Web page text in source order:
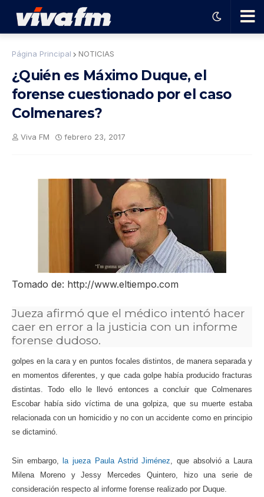
el
pro
gra
Página Principal NOTICIAS
¿Quién es Máximo Duque, el
forense cuestionado por el caso
Colmenares?
Viva FM febrero 23, 2017
Tomado de: http://www.eltiempo.com
Jueza afirmó que el médico intentó hacer
caer en error a la justicia con un informe
forense dudoso.
golpes en la cara y en puntos focales distintos, de manera separada y
en momentos diferentes, y que cada golpe había producido fracturas
distintas. Todo ello le llevó entonces a concluir que Colmenares
Escobar había sido víctima de una golpiza, que su muerte estaba
relacionada con un homicidio y no con un accidente como en principio
se dictaminó.
Sin embargo, la jueza Paula Astrid Jiménez, que absolvió a Laura
Milena Moreno y Jessy Mercedes Quintero, hizo una serie de
consideración respecto al informe forense realizado por Duque.